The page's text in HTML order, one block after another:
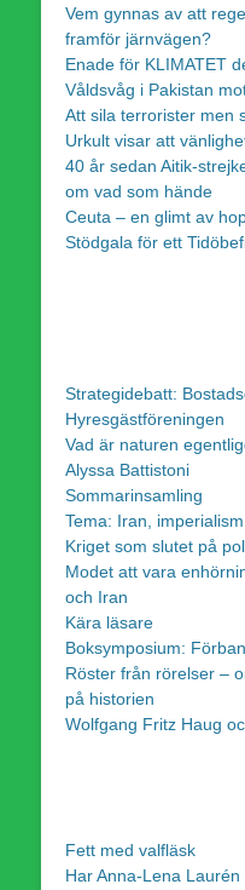
Vem gynnas av att
framför järnvägen?
Enade för KLIMATET
Våldsvåg i Pakistan
Att sila terrorister men
Urkult visar att
40 år sedan Aitik-
om vad som hände
Ceuta – en glimt av
Stödgala för ett
Strategidebatt:
Hyresgästföreningen
Vad är naturen
Alyssa Battistoni
Sommarinsamling
Tema: Iran,
Kriget som slutet på
Modet att vara
och Iran
Kära läsare
Boksymposium:
Röster från rörelser –
på historien
Wolfgang Fritz Haug
Fett med valfläsk
Har Anna-Lena